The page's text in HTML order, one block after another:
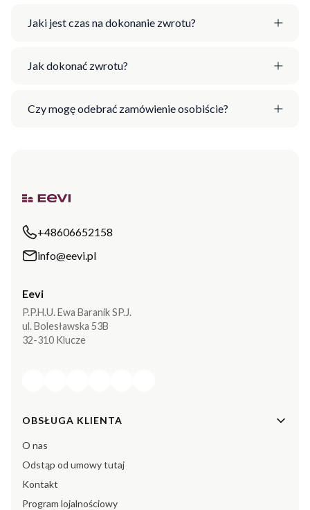
Jaki jest czas na dokonanie zwrotu?
Jak dokonać zwrotu?
Czy mogę odebrać zamówienie osobiście?
+48606652158
info@eevi.pl
Eevi
P.P.H.U. Ewa Baranik SP.J.
ul. Bolesławska 53B
32-310 Klucze
Linki w stopce
OBSŁUGA KLIENTA
O nas
Odstąp od umowy tutaj
Kontakt
Program lojalnościowy